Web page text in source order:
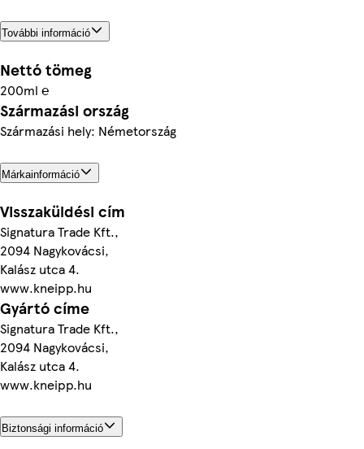
További információ
Nettó tömeg
200ml ℮
Származási ország
Származási hely: Németország
Márkainformáció
Visszaküldési cím
Signatura Trade Kft.,
2094 Nagykovácsi,
Kalász utca 4.
www.kneipp.hu
Gyártó címe
Signatura Trade Kft.,
2094 Nagykovácsi,
Kalász utca 4.
www.kneipp.hu
Biztonsági információ